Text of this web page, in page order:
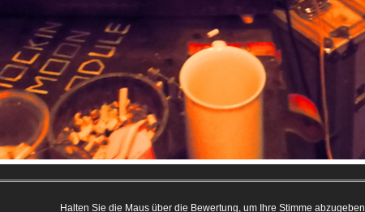
Halten Sie die Maus über die Bewertung, um Ihre Stimme abzugeben